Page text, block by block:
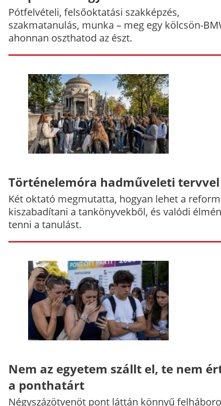
Pótfelvételi, felsőoktatási szakképzés,
szakmatanulás, munka – meg egy kölcsön-
ahonnan oszthatod az észt.
Történelemóra hadműveleti tervvel
Két oktató megmutatta, hogyan lehet a
kiszabadítani a tankönyvekből, és valódi
tenni a tanulást.
Nem az egyetem szállt el, te nem
a ponthatárt
Négyszázötvenöt pont láttán könnyű